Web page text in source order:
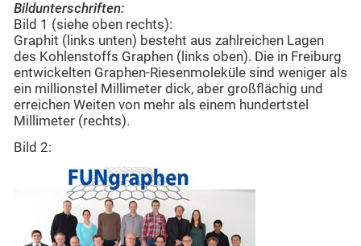
Bildunterschriften:
Bild 1 (siehe oben rechts):
Graphit (links unten) besteht aus zahlreichen Lagen
des Kohlenstoffs Graphen (links oben). Die in Freiburg
entwickelten Graphen-Riesenmoleküle sind weniger als
ein millionstel Millimeter dick, aber großflächig und
erreichen Weiten von mehr als einem hundertstel
Millimeter (rechts).
Bild 2: